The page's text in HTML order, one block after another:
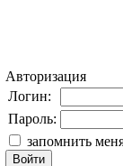
Авторизация
Логин:
Пароль:
запомнить